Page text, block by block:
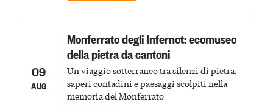
09
AUG
Monferrato degli Infernot: ecomuseo
della pietra da cantoni
Un viaggio sotterraneo tra silenzi di pietra,
saperi contadini e paesaggi scolpiti nella
memoria del Monferrato